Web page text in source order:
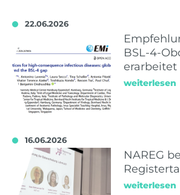
22.06.2026
BSL-4-
erarbeitet
weiterlesen
16.06.2026
NAREG
weiterlesen